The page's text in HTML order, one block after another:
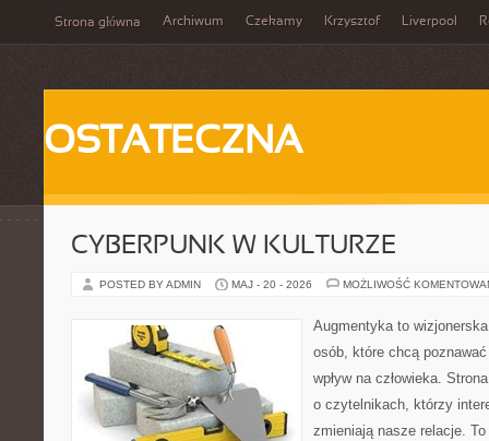
Strona główna Archiwum Czekamy Krzysztof Liverpool
OSTATECZNA
CYBERPUNK W KULTURZE
POSTED BY ADMIN MAJ - 20 - 2026 MOŻLIWOŚĆ
Augmentyka to
osób, które chcą
wpływ na człowieka.
o czytelnikach, którzy
zmieniają nasze relacje.